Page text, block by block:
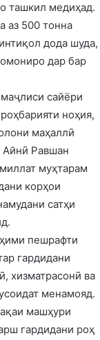
ташкил медиҳад.
аз 500 тонна
дода шуда,
дар бар
сайёри
ноҳия,
маҳаллӣ
Айнӣ Равшан
муҳтарам
корҳои
сатҳи
пешрафти
гардидани
хизматрасонӣ ва
менамояд.
машҳури
гардидани роҳ